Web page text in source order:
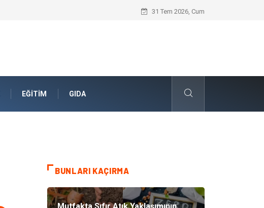
Geleceğin Evleri Nedir?
31 Tem 2026, Cum
EĞITIM GIDA
BUNLARI KAÇIRMA